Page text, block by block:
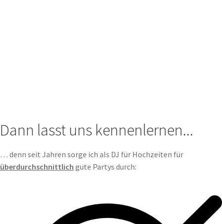
Dann lasst uns kennenlernen...
… denn seit Jahren sorge ich als DJ für Hochzeiten für
überdurchschnittlich gute Partys durch: